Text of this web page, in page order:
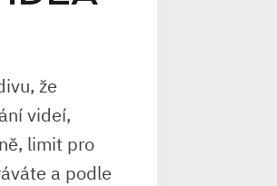
že
videí,
limit pro
a podle